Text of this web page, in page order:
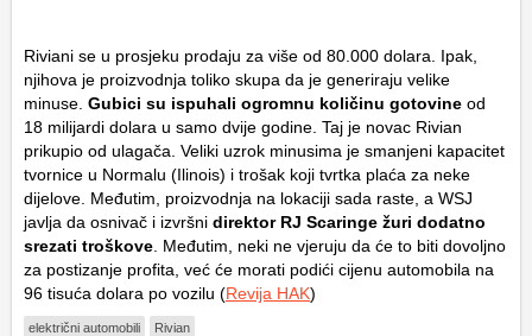
Riviani se u prosjeku prodaju za više od 80.000 dolara. Ipak,
njihova je proizvodnja toliko skupa da je generiraju velike
minuse. Gubici su ispuhali ogromnu količinu gotovine od
18 milijardi dolara u samo dvije godine. Taj je novac Rivian
prikupio od ulagača. Veliki uzrok minusima je smanjeni kapacitet
tvornice u Normalu (Ilinois) i trošak koji tvrtka plaća za neke
dijelove. Međutim, proizvodnja na lokaciji sada raste, a WSJ
javlja da osnivač i izvršni direktor RJ Scaringe žuri dodatno
srezati troškove . Međutim, neki ne vjeruju da će to biti dovoljno
za postizanje profita, već će morati podići cijenu automobila na
96 tisuća dolara po vozilu (Revija HAK)
električni automobili Rivian